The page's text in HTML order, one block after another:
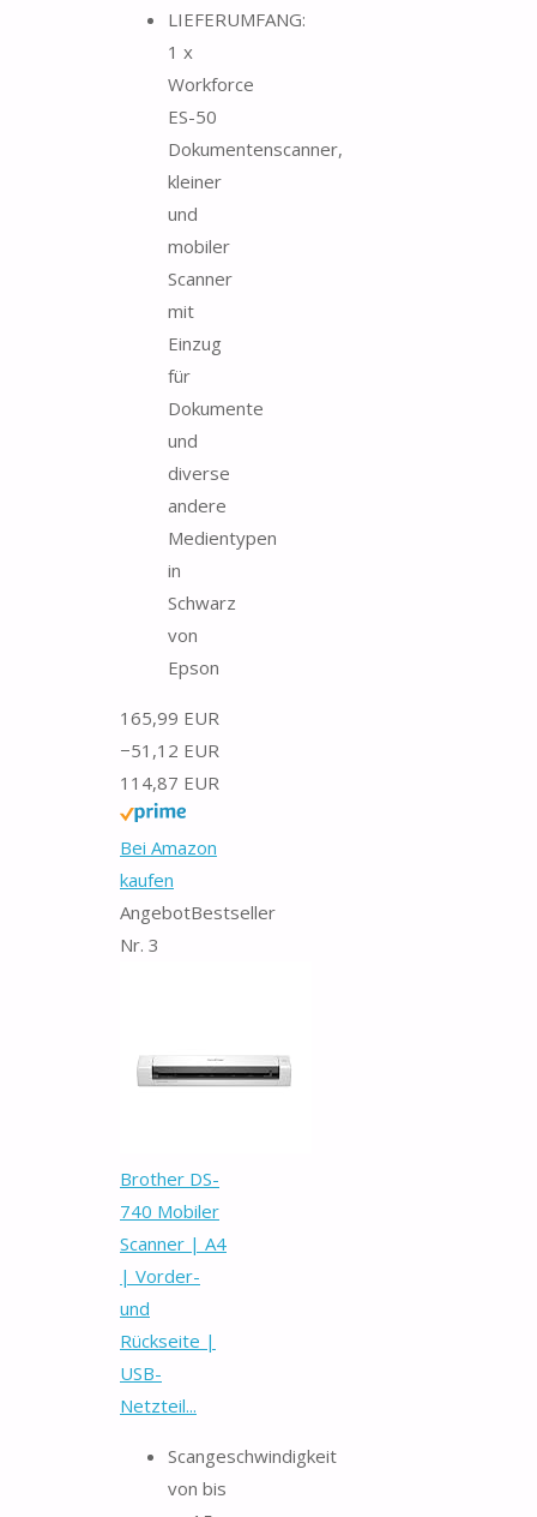
LIEFERUMFANG:
1 x
Workforce
ES-50
Dokumentenscanner,
kleiner
und
mobiler
Scanner
mit
Einzug
für
Dokumente
und
diverse
andere
Medientypen
in
Schwarz
von
Epson
165,99 EUR
−51,12 EUR
114,87 EUR
Bei Amazon
kaufen
AngebotBestseller
Nr. 3
Brother DS-
740 Mobiler
Scanner | A4
| Vorder-
und
Rückseite |
USB-
Netzteil...
Scangeschwindigkeit
von bis